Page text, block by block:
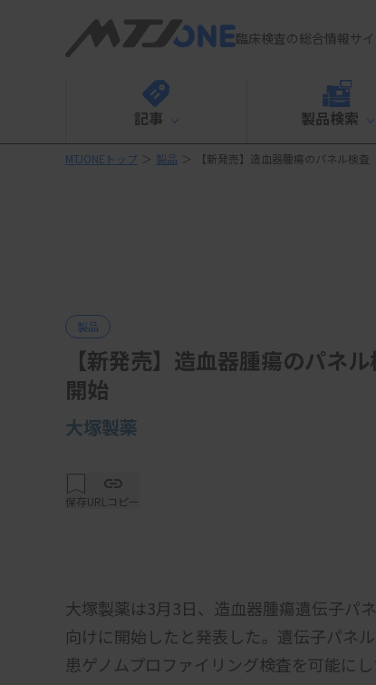
臨床検査の総合情報サ
記事 製品検索
MTJONEトップ ＞ 製品 ＞ 【新発売】造血器腫瘍のパネル検
製品
【新発売】造血器腫瘍のパネ
開始
大塚製薬
保存URLコピー
大塚製薬は3月3日、造血器腫瘍遺伝子パ
向けに開始したと発表した。遺伝子パネ
患ゲノムプロファイリング検査を可能にし